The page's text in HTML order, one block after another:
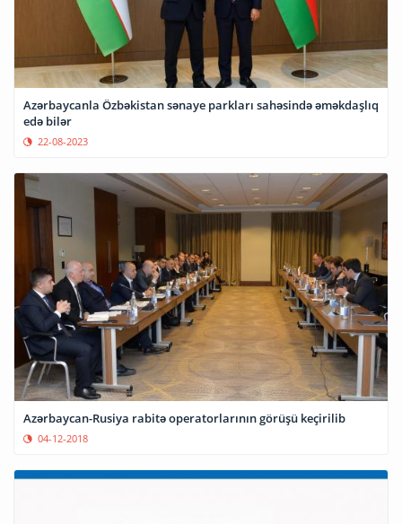
Azərbaycanla Özbəkistan sənaye parkları sahəsində əməkdaşlıq
edə bilər
22-08-2023
Azərbaycan-Rusiya rabitə operatorlarının görüşü keçirilib
04-12-2018